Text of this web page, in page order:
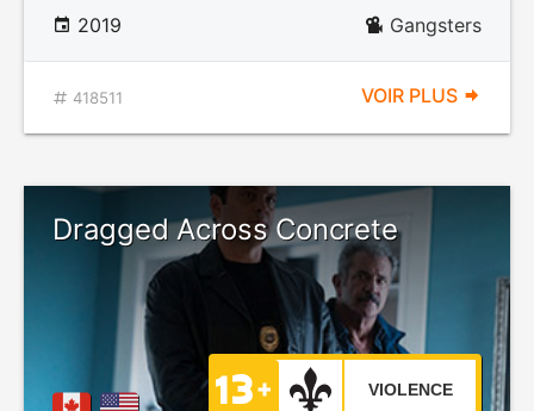
2019 Gangsters
418511 VOIR PLUS
Dragged Across Concrete
VIOLENCE